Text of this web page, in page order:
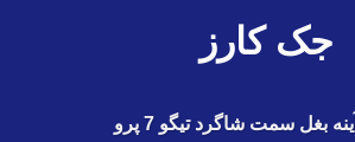
جک کارز
آینه بغل سمت شاگرد تیگو 7 پرو